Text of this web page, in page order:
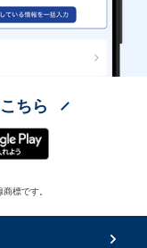
ちら
標です。